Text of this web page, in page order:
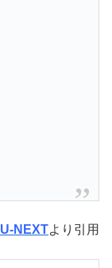
U-NEXTより引用